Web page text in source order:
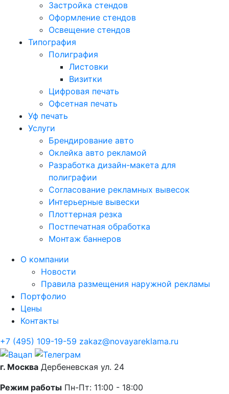
Застройка стендов
Оформление стендов
Освещение стендов
Типография
Полиграфия
Листовки
Визитки
Цифровая печать
Офсетная печать
Уф печать
Услуги
Брендирование авто
Оклейка авто рекламой
Разработка дизайн-макета для
полиграфии
Согласование рекламных вывесок
Интерьерные вывески
Плоттерная резка
Постпечатная обработка
Монтаж баннеров
О компании
Новости
Правила размещения наружной рекламы
Портфолио
Цены
Контакты
+7 (495) 109-19-59 zakaz@novayareklama.ru
г. Москва Дербеневская ул. 24
Режим работы Пн-Пт: 11:00 - 18:00